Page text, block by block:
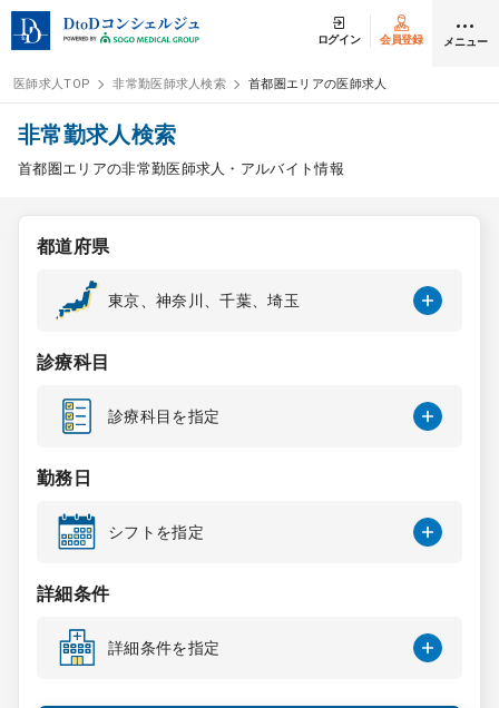
ログイン 会員登録 メニュー
ログイン
医師求人
常勤検索
スポット検索
DtoDの転職・
コンサルタント
成功事例
転職ノウハウ
医師求人TOP 非常勤医師求人検索 首都圏エリアの医師求人
非常勤求人検索
首都圏エリアの非常勤医師求人・アルバイト情報
都道府県
東京、神奈川、千葉、埼玉
診療科目
診療科目を指定
勤務日
シフトを指定
詳細条件
詳細条件を指定